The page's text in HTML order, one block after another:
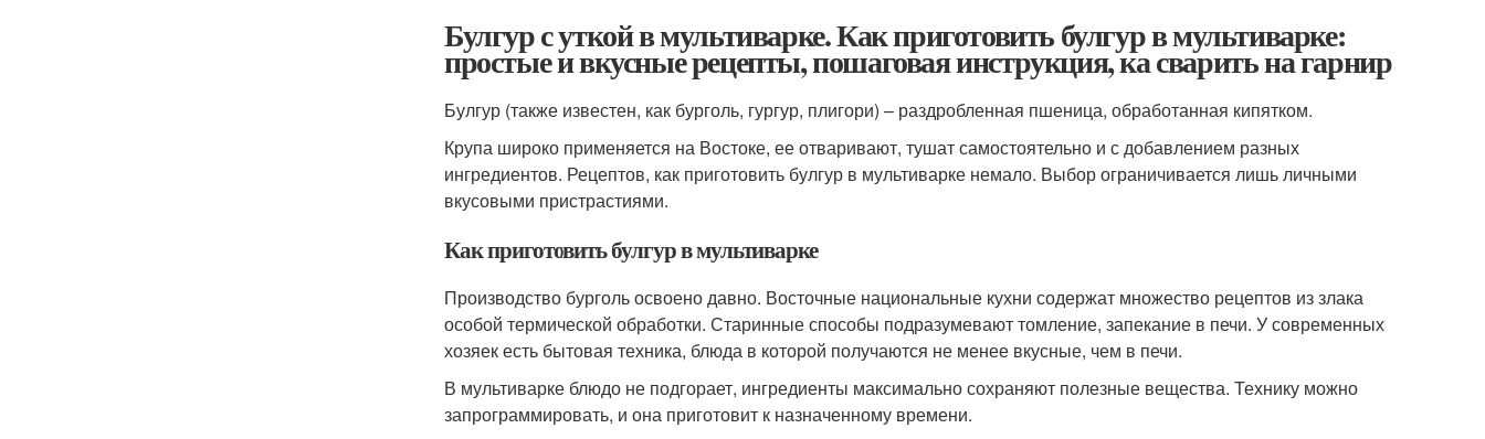
Булгур с уткой в мультиварке. Как приготовить булгур в мультиварке:
простые и вкусные рецепты, пошаговая инструкция, ка сварить на гарнир
Булгур (также известен, как бурголь, гургур, плигори) – раздробленная пшеница, обработанная кипятком.
Крупа широко применяется на Востоке, ее отваривают, тушат самостоятельно и с добавлением разных
ингредиентов. Рецептов, как приготовить булгур в мультиварке немало. Выбор ограничивается лишь личными
вкусовыми пристрастиями.
Как приготовить булгур в мультиварке
Производство бурголь освоено давно. Восточные национальные кухни содержат множество рецептов из злака
особой термической обработки. Старинные способы подразумевают томление, запекание в печи. У современных
хозяек есть бытовая техника, блюда в которой получаются не менее вкусные, чем в печи.
В мультиварке блюдо не подгорает, ингредиенты максимально сохраняют полезные вещества. Технику можно
запрограммировать, и она приготовит к назначенному времени.